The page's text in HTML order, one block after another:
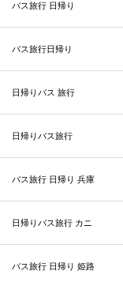
バス旅行 日帰り
バス旅行日帰り
日帰りバス 旅行
日帰りバス旅行
バス旅行 日帰り 兵庫
日帰りバス旅行 カニ
バス旅行 日帰り 姫路